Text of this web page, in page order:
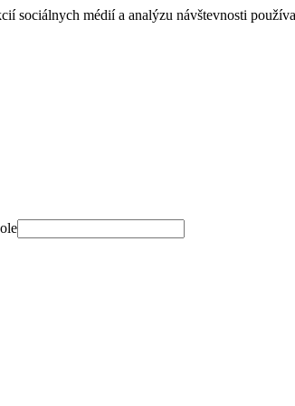
sociálnych médií a analýzu návštevnosti